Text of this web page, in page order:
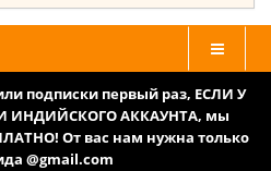
подписки первый раз, ЕСЛИ У
ИНДИЙСКОГО АККАУНТА, мы
От вас нам нужна только
@gmail.com